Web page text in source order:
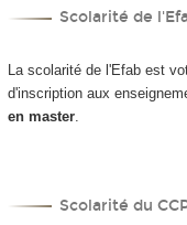
Scolarité de
La scolarité de l'Efab est
d'inscription aux
en master.
Scolarité du